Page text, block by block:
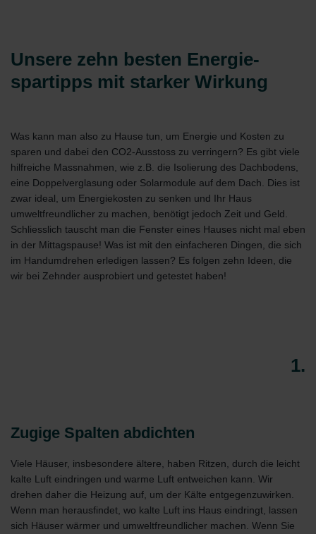
Unsere zehn besten Energie-
spartipps mit starker Wirkung
Was kann man also zu Hause tun, um Energie und Kosten zu
sparen und dabei den CO2-Ausstoss zu verringern? Es gibt viele
hilfreiche Massnahmen, wie z.B. die Isolierung des Dachbodens,
eine Doppelverglasung oder Solarmodule auf dem Dach. Dies ist
zwar ideal, um Energiekosten zu senken und Ihr Haus
umweltfreundlicher zu machen, benötigt jedoch Zeit und Geld.
Schliesslich tauscht man die Fenster eines Hauses nicht mal eben
in der Mittagspause! Was ist mit den einfacheren Dingen, die sich
im Handumdrehen erledigen lassen? Es folgen zehn Ideen, die
wir bei Zehnder ausprobiert und getestet haben!
1.
Zugige Spalten abdichten
Viele Häuser, insbesondere ältere, haben Ritzen, durch die leicht
kalte Luft eindringen und warme Luft entweichen kann. Wir
drehen daher die Heizung auf, um der Kälte entgegenzuwirken.
Wenn man herausfindet, wo kalte Luft ins Haus eindringt, lassen
sich Häuser wärmer und umweltfreundlicher machen. Wenn Sie